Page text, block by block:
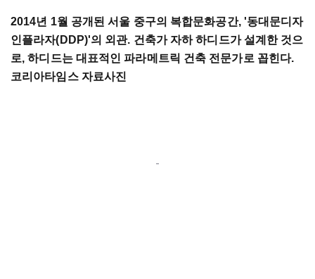
2014년 1월 공개된 서울 중구의 복합문화공간, '동대문디자
인플라자(DDP)'의 외관. 건축가 자하 하디드가 설계한 것으
로, 하디드는 대표적인 파라메트릭 건축 전문가로 꼽힌다.
코리아타임스 자료사진